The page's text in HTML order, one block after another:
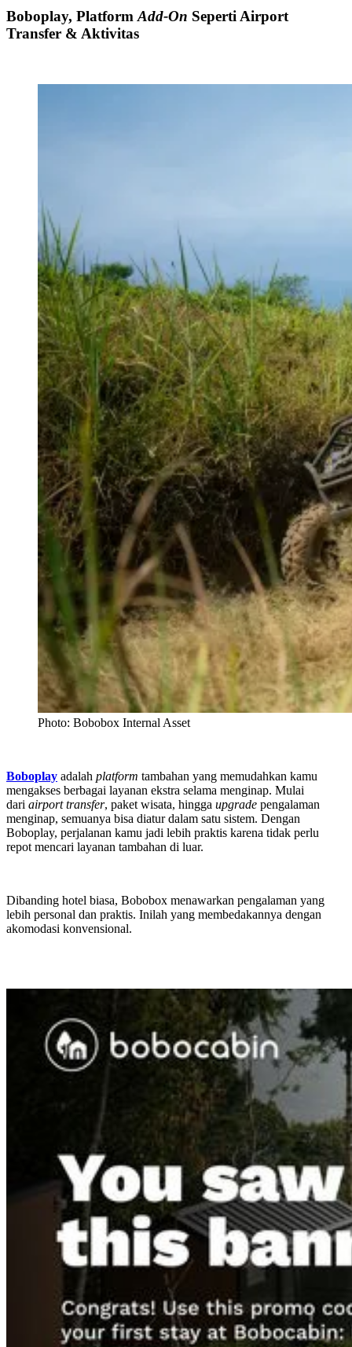
Boboplay, Platform Add-On Seperti Airport
Transfer & Aktivitas
Photo: Bobobox Internal Asset
Boboplay adalah platform tambahan yang memudahkan kamu
mengakses berbagai layanan ekstra selama menginap. Mulai
dari airport transfer, paket wisata, hingga upgrade pengalaman
menginap, semuanya bisa diatur dalam satu sistem. Dengan
Boboplay, perjalanan kamu jadi lebih praktis karena tidak perlu
repot mencari layanan tambahan di luar.
Dibanding hotel biasa, Bobobox menawarkan pengalaman yang
lebih personal dan praktis. Inilah yang membedakannya dengan
akomodasi konvensional.